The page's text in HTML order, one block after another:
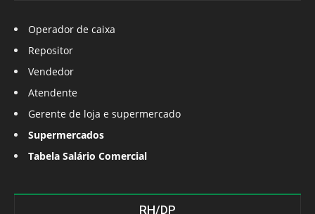
Operador de caixa
Repositor
Vendedor
Atendente
Gerente de loja e supermercado
Supermercados
Tabela Salário Comercial
RH/DP